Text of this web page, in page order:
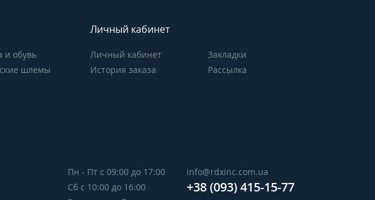
и обувь
шлемы
Личный кабинет
Личный кабинет
История заказа
Закладки
Рассылка
Пн - Пт с 09:00 до 17:00
Сб с 10:00 до 16:00
info@rdxinc.com.ua
+38 (093) 415-15-77